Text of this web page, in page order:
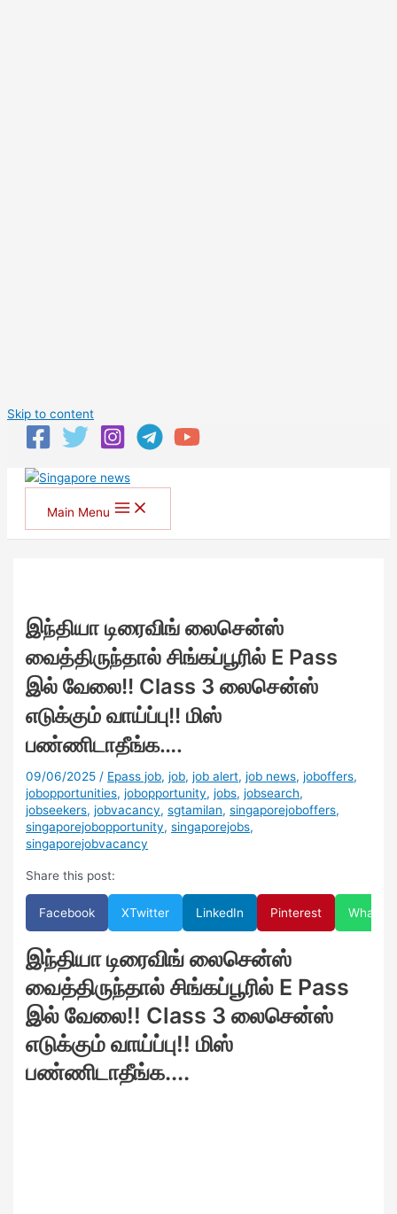
Skip to content
Main Menu
இந்தியா டிரைவிங் லைசென்ஸ்
வைத்திருந்தால் சிங்கப்பூரில் E Pass
இல் வேலை!! Class 3 லைசென்ஸ்
எடுக்கும் வாய்ப்பு!! மிஸ்
பண்ணிடாதீங்க….
09/06/2025 / Epass job,job,job alert,job news,joboffers,
jobopportunities,jobopportunity,jobs,jobsearch,
jobseekers,jobvacancy,sgtamilan,singaporejoboffers,
singaporejobopportunity,singaporejobs,
singaporejobvacancy
Share this post:
Facebook XTwitter LinkedIn Pinterest
இந்தியா டிரைவிங் லைசென்ஸ்
வைத்திருந்தால் சிங்கப்பூரில் E Pass
இல் வேலை!! Class 3 லைசென்ஸ்
எடுக்கும் வாய்ப்பு!! மிஸ்
பண்ணிடாதீங்க....